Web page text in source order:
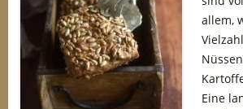
allem,
Eine